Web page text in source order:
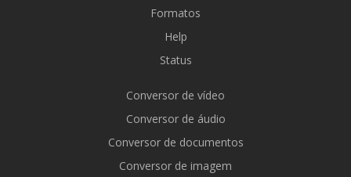
Formatos
Help
Status
Conversor de vídeo
Conversor de áudio
Conversor de documentos
Conversor de imagem